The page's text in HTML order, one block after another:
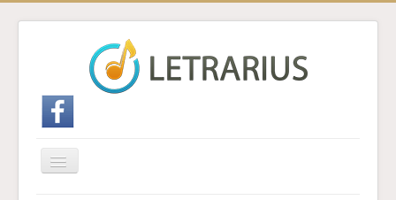
Cambiar
navegación